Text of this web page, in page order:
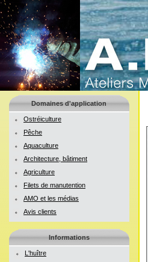
Domaines d'application
Ostréiculture
Pêche
Aquaculture
Architecture, bâtiment
Agriculture
Filets de manutention
AMO et les médias
Avis clients
Informations
L'huître